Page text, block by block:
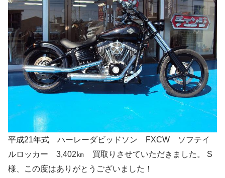
平成21年式 ハーレーダビッドソン FXCW ソフテイ
ルロッカー 3,402㎞ 買取りさせていただきました。 S
様、この度はありがとうございました！